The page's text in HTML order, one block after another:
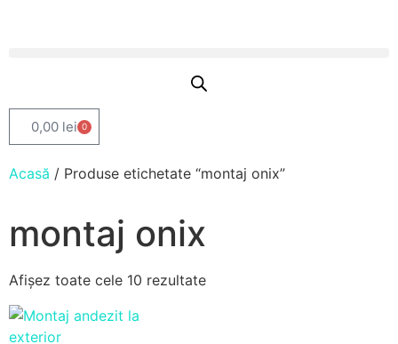
0,00 lei 0
Acasă / Produse etichetate “montaj onix”
montaj onix
Afișez toate cele 10 rezultate